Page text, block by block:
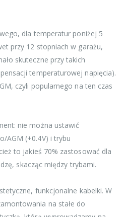
dla temperatur poniżej 5
przy 12 stopniach w garażu,
skuteczne przy takich
temperaturowej napięcia).
czyli popularnego na ten czas
nie można ustawić
AGM (+0.4V) i trybu
to jakieś 70% zastosować dla
skacząc między trybami.
funkcjonalne kabelki. W
na stałe do